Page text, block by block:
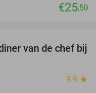
€25,50
36%
van de chef bij
9.9 star